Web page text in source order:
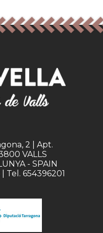
2 | Apt.
VALLS
- SPAIN
Tel. 654396201